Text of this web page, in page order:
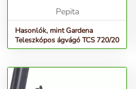
Pepita
Hasonlók, mint Gardena
Teleszkópos ágvágó TCS 720/20